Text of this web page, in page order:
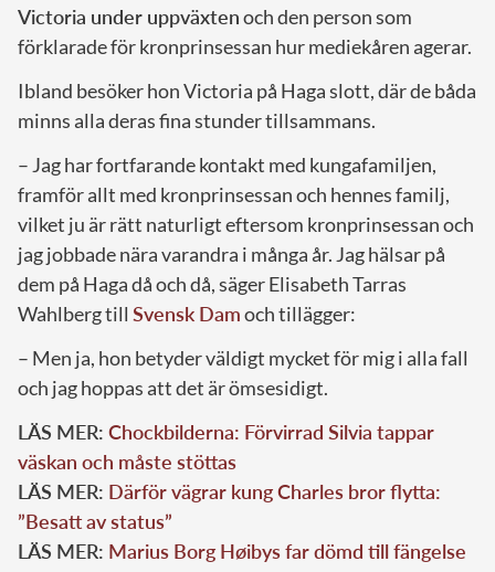
Victoria under uppväxtenoch den person som
förklarade för kronprinsessan hur mediekåren agerar.
Ibland besöker hon Victoria på Haga slott, där de båda
minns alla deras fina stunder tillsammans.
– Jag har fortfarande kontakt med kungafamiljen,
framför allt med kronprinsessan och hennes familj,
vilket ju är rätt naturligt eftersom kronprinsessan och
jag jobbade nära varandra i många år. Jag hälsar på
dem på Haga då och då, säger Elisabeth Tarras
Wahlberg till Svensk Damoch tillägger:
– Men ja, hon betyder väldigt mycket för mig i alla fall
och jag hoppas att det är ömsesidigt.
LÄS MER: Chockbilderna: Förvirrad Silvia tappar
väskan och måste stöttas
LÄS MER: Därför vägrar kung Charles bror flytta:
”Besatt av status”
LÄS MER: Marius Borg Høibys far dömd till fängelse